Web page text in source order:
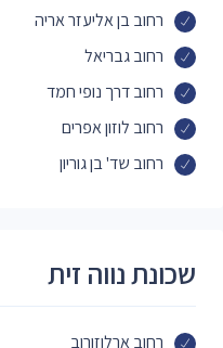
רחוב בן אליעזר אריה
רחוב גבריאל
רחוב דרך נופי חמד
רחוב לוזון אפרים
רחוב שד' בן גוריון
שכונת נווה זית
רחוב ארלוזורוב